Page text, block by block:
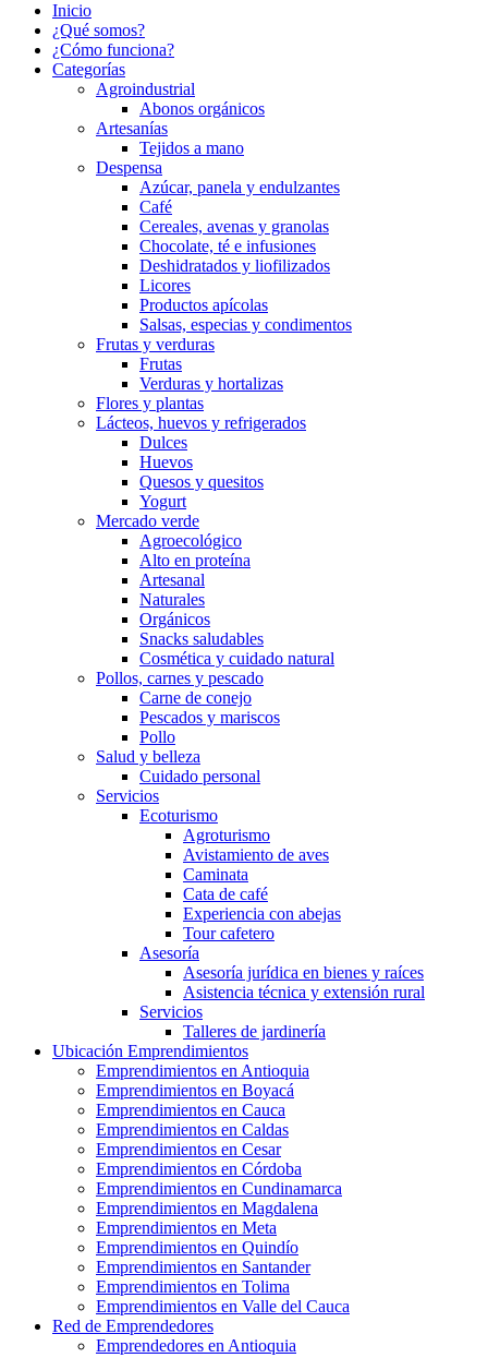
Inicio
¿Qué somos?
¿Cómo funciona?
Categorías
Agroindustrial
Abonos orgánicos
Artesanías
Tejidos a mano
Despensa
Azúcar, panela y endulzantes
Café
Cereales, avenas y granolas
Chocolate, té e infusiones
Deshidratados y liofilizados
Licores
Productos apícolas
Salsas, especias y condimentos
Frutas y verduras
Frutas
Verduras y hortalizas
Flores y plantas
Lácteos, huevos y refrigerados
Dulces
Huevos
Quesos y quesitos
Yogurt
Mercado verde
Agroecológico
Alto en proteína
Artesanal
Naturales
Orgánicos
Snacks saludables
Cosmética y cuidado natural
Pollos, carnes y pescado
Carne de conejo
Pescados y mariscos
Pollo
Salud y belleza
Cuidado personal
Servicios
Ecoturismo
Agroturismo
Avistamiento de aves
Caminata
Cata de café
Experiencia con abejas
Tour cafetero
Asesoría
Asesoría jurídica en bienes y raíces
Asistencia técnica y extensión rural
Servicios
Talleres de jardinería
Ubicación Emprendimientos
Emprendimientos en Antioquia
Emprendimientos en Boyacá
Emprendimientos en Cauca
Emprendimientos en Caldas
Emprendimientos en Cesar
Emprendimientos en Córdoba
Emprendimientos en Cundinamarca
Emprendimientos en Magdalena
Emprendimientos en Meta
Emprendimientos en Quindío
Emprendimientos en Santander
Emprendimientos en Tolima
Emprendimientos en Valle del Cauca
Red de Emprendedores
Emprendedores en Antioquia